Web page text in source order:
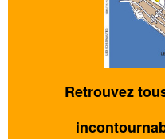
Retrouvez